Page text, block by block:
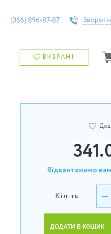
(066) 896-87-87
ВИБРАНІ
Відвантажимо
Кіл-ть: –
ДОДАТИ В КОШИК